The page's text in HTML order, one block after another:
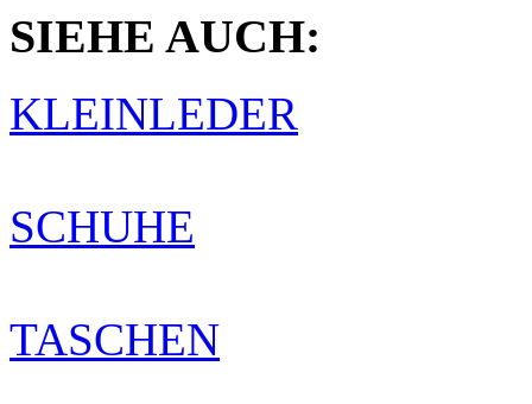
SIEHE AUCH:
KLEINLEDER
SCHUHE
TASCHEN